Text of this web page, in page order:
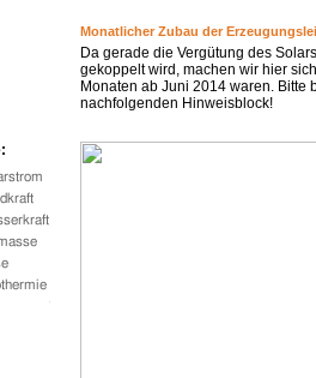
Monatlicher Zubau der
Da gerade die Vergütung des
gekoppelt wird, machen wir hier
Monaten ab Juni 2014 waren. Bitte
nachfolgenden Hinweisblock!